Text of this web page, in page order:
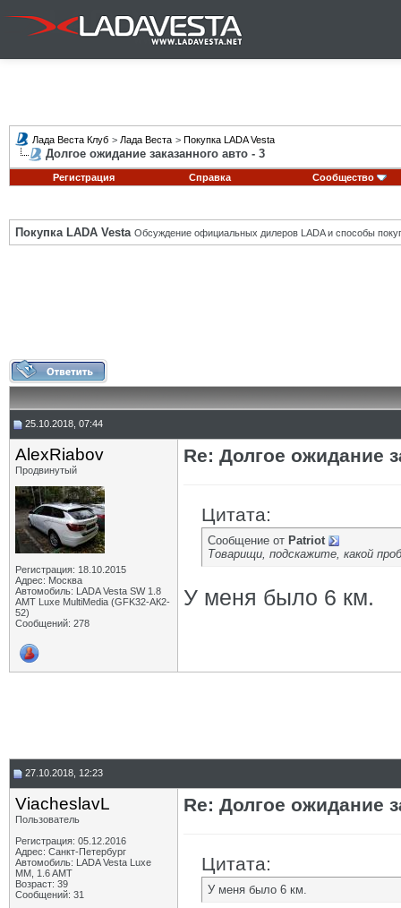
Лада Веста Клуб > Лада Веста > Покупка LADA Vesta
Долгое ожидание заказанного авто - 3
Регистрация Справка Сообщество
Покупка LADA Vesta Обсуждение официальных дилеров LADA и способы
25.10.2018, 07:44
AlexRiabov
Продвинутый
Регистрация: 18.10.2015
Адрес: Москва
Автомобиль: LADA Vesta SW 1.8
AMT Luxe MultiMedia (GFK32-АК2-
52)
Сообщений: 278
Re: Долгое ожидание
Цитата:
Сообщение от Patriot
Товарищи, подскажите, какой
У меня было 6 км.
27.10.2018, 12:23
ViacheslavL
Пользователь
Регистрация: 05.12.2016
Адрес: Санкт-Петербург
Автомобиль: LADA Vesta Luxe
MM, 1.6 AMT
Возраст: 39
Сообщений: 31
Re: Долгое ожидание
Цитата:
У меня было 6 км.